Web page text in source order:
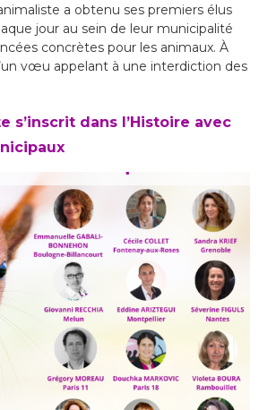
a obtenu ses premiers élus
jour au sein de leur municipalité
concrètes pour les animaux. À
vœu appelant à une interdiction des
s’inscrit dans l’Histoire avec